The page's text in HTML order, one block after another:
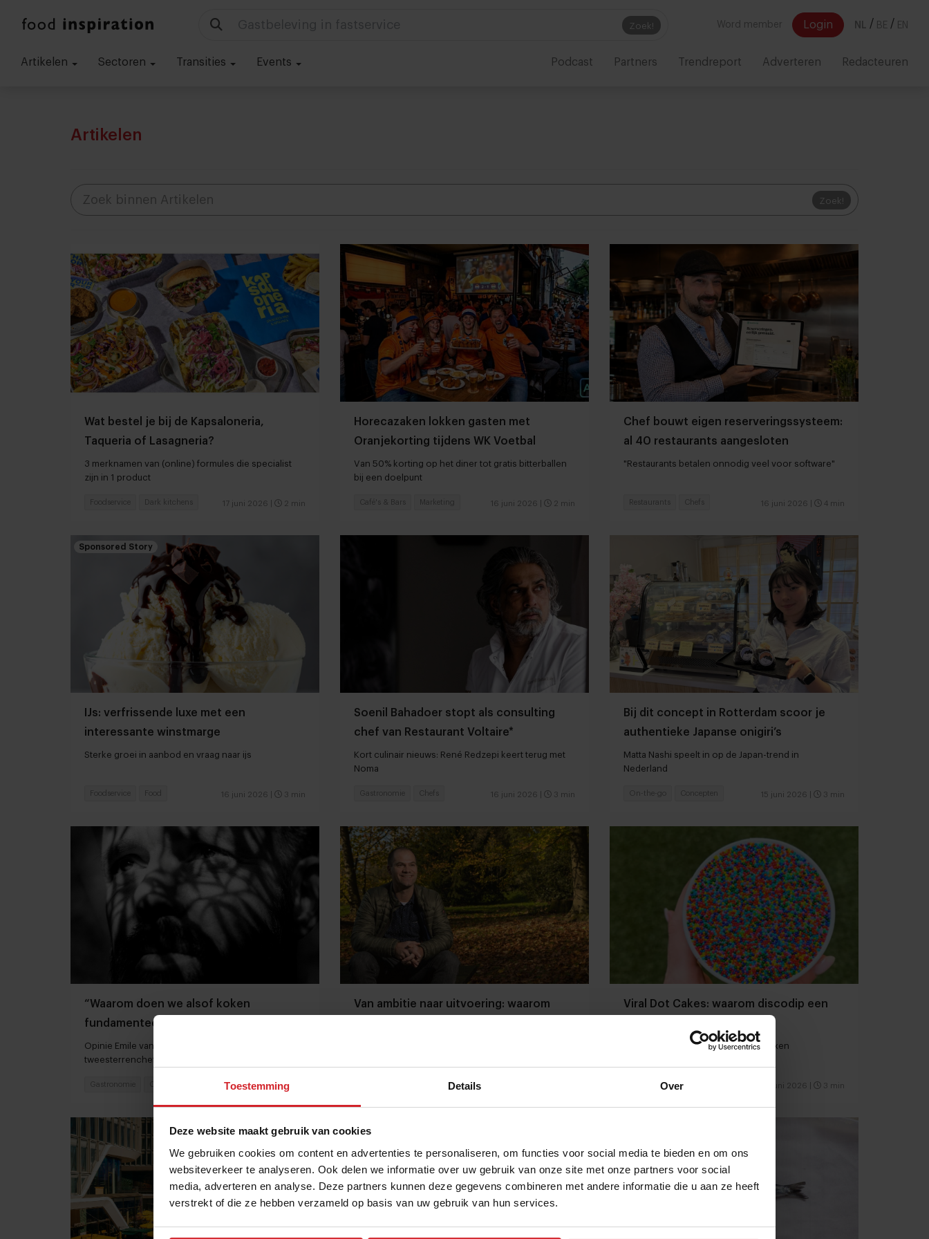
Toestemming Details Over
Deze website maakt gebruik van cookies
We gebruiken cookies om content en advertenties te personaliseren, om functies voor social media te bieden en om ons
websiteverkeer te analyseren. Ook delen we informatie over uw gebruik van onze site met onze partners voor social
media, adverteren en analyse. Deze partners kunnen deze gegevens combineren met andere informatie die u aan ze heeft
verstrekt of die ze hebben verzameld op basis van uw gebruik van hun services.
Zoek!
Gastbeleving in fastservice Word member Login NL / BE / EN
Artikelen Sectoren Transities Events Podcast Partners Trendreport Adverteren Redacteuren
Artikelen
Zoek!
Wat bestel je bij de Kapsaloneria,
Taqueria of Lasagneria?
3 merknamen van (online) formules die specialist
zijn in 1 product
17 juni 2026 2 min
Foodservice Dark kitchens
Horecazaken lokken gasten met
Oranjekorting tijdens WK Voetbal
Van 50% korting op het diner tot gratis bitterballen
bij een doelpunt
16 juni 2026 2 min
Café's & Bars Marketing
Chef bouwt eigen reserveringssysteem:
al 40 restaurants aangesloten
"Restaurants betalen onnodig veel voor software"
16 juni 2026 4 min
Restaurants Chefs
Sponsored Story
IJs: verfrissende luxe met een
interessante winstmarge
Sterke groei in aanbod en vraag naar ijs
16 juni 2026 3 min
Foodservice Food
Soenil Bahadoer stopt als consulting
chef van Restaurant Voltaire*
Kort culinair nieuws: René Redzepi keert terug met
Noma
16 juni 2026 3 min
Gastronomie Chefs
Bij dit concept in Rotterdam scoor je
authentieke Japanse onigiri’s
Matta Nashi speelt in op de Japan-trend in
Nederland
15 juni 2026 3 min
On-the-go Concepten
“Waarom doen we alsof koken
fundamenteel anders is dan andere
ambachten?”
Opinie Emile van der Staak: botanische
tweesterrenchef De Nieuwe Winkel
15 juni 2026| 2 min
Gastronomie
Van ambitie naar uitvoering: waarom
Duurzaamheid
Viral Dot Cakes: waarom discodip een
Van fibermaxxen naar nostalgiamaxxen
12 juni 2026 3 min
Foodservice